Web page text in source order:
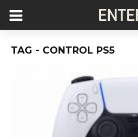
TAG - CONTROL PS5